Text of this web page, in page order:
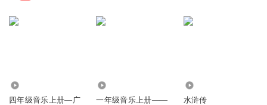
四年级音乐上册—广
一年级音乐上册——
水浒传